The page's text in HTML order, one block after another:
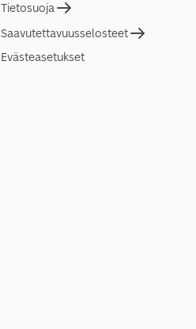
Tietosuoja
Saavutettavuusselosteet
Evästeasetukset